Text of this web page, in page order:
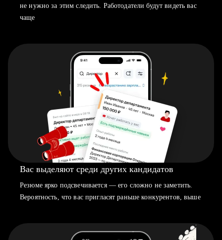
не нужно за этим следить. Работодатели будут видеть вас
чаще
Вас выделяют среди других кандидатов
Резюме ярко подсвечивается — его сложно не заметить.
Вероятность, что вас пригласят раньше конкурентов, выше